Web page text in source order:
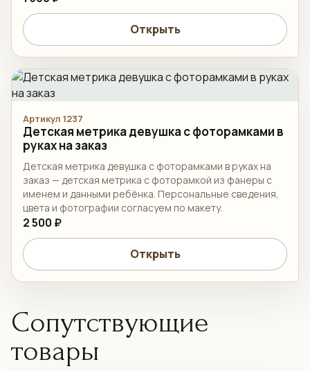
Открыть
Артикул 1237
Детская метрика девушка с фоторамками в
руках на заказ
Детская метрика девушка с фоторамками в руках на
заказ — детская метрика с фоторамкой из фанеры с
именем и данными ребёнка. Персональные сведения,
цвета и фотографии согласуем по макету.
2 500 ₽
Открыть
Сопутствующие
товары